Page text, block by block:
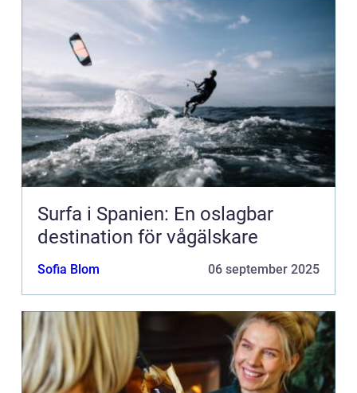
Surfa i Spanien: En oslagbar
destination för vågälskare
Sofia Blom 06 september 2025